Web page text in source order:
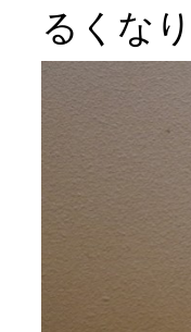
るくな